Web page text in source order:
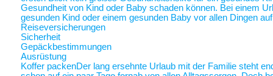
Gesundheit von Kind oder Baby schaden können. Bei einem
gesunden Kind oder einem gesunden Baby vor allen Dingen
Reiseversicherungen
Sicherheit
Gepäckbestimmungen
Ausrüstung
Koffer packenDer lang ersehnte Urlaub mit der Familie steht